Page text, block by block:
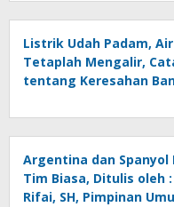
Listrik Udah Padam,
Tetaplah Mengalir,
tentang Keresahan
Ancaman Lingkungan,
Helmi Rifai, SH
Argentina dan Spanyol
Tim Biasa, Ditulis oleh
Rifai, SH, Pimpinan